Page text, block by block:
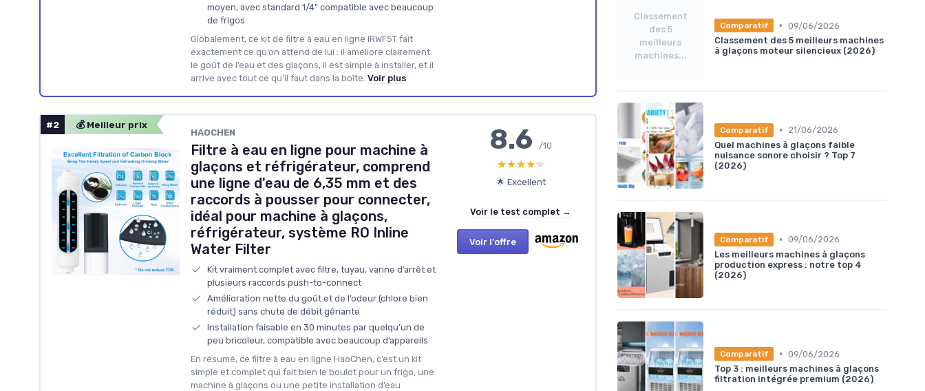
moyen, avec standard 1/4" compatible avec beaucoup
de frigos
Globalement, ce kit de filtre à eau en ligne IRWF5T fait
exactement ce qu’on attend de lui : il améliore clairement
le goût de l’eau et des glaçons, il est simple à installer, et il
arrive avec tout ce qu’il faut dans la boîte. Voir plus
#2 💰 Meilleur prix
HAOCHEN
Filtre à eau en ligne pour machine à
glaçons et réfrigérateur, comprend
une ligne d'eau de 6,35 mm et des
raccords à pousser pour connecter,
idéal pour machine à glaçons,
réfrigérateur, système RO Inline
Water Filter
Kit vraiment complet avec filtre, tuyau, vanne d’arrêt et
plusieurs raccords push-to-connect
Amélioration nette du goût et de l’odeur (chlore bien
réduit) sans chute de débit gênante
Installation faisable en 30 minutes par quelqu’un de
peu bricoleur, compatible avec beaucoup d’appareils
En résumé, ce filtre à eau en ligne HaoChen, c’est un kit
simple et complet qui fait bien le boulot pour un frigo, une
machine à glaçons ou une petite installation d’eau
8.6/10
★★★★★
★★★★★
🌟 Excellent
Voir le test complet →
Voir l'offre
Classement
des 5
meilleurs
machines...
Comparatif • 09/06/2026
Classement des 5 meilleurs machines
à glaçons moteur silencieux (2026)
Comparatif •
21/06/2026
Quel machines à glaçons faible
nuisance sonore choisir ? Top 7
(2026)
Comparatif • 09/06/2026
Les meilleurs machines à glaçons
production express : notre top 4
(2026)
Comparatif • 09/06/2026
Top 3 : meilleurs machines à glaçons
filtration intégrée premium (2026)